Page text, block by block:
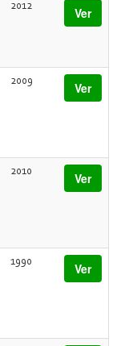
2012 Ver
2009 Ver
2010 Ver
1990 Ver